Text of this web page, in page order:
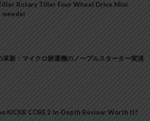
Rotary Tiller Four Wheel Drive Mini
weeder
革新：マイクロ耕運機のノープルスターター実演
KICKR CORE 2 In-Depth Review: Worth It?